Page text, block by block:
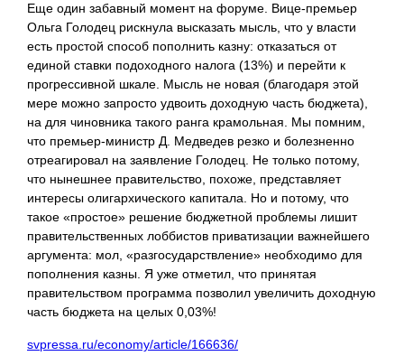
Еще один забавный момент на форуме. Вице-премьер
Ольга Голодец рискнула высказать мысль, что у власти
есть простой способ пополнить казну: отказаться от
единой ставки подоходного налога (13%) и перейти к
прогрессивной шкале. Мысль не новая (благодаря этой
мере можно запросто удвоить доходную часть бюджета),
на для чиновника такого ранга крамольная. Мы помним,
что премьер-министр Д. Медведев резко и болезненно
отреагировал на заявление Голодец. Не только потому,
что нынешнее правительство, похоже, представляет
интересы олигархического капитала. Но и потому, что
такое «простое» решение бюджетной проблемы лишит
правительственных лоббистов приватизации важнейшего
аргумента: мол, «разгосударствление» необходимо для
пополнения казны. Я уже отметил, что принятая
правительством программа позволил увеличить доходную
часть бюджета на целых 0,03%!
svpressa.ru/economy/article/166636/